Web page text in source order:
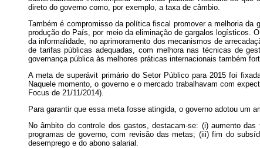
direto do governo como, por exemplo, a taxa de câmbio.
Também é compromisso da política fiscal promover a melhoria
produção do País, por meio da eliminação de gargalos logísticos.
da informalidade, no aprimoramento dos mecanismos de
de tarifas públicas adequadas, com melhora nas técnicas de
governança pública às melhores práticas internacionais também
A meta de superávit primário do Setor Público para 2015 foi
Naquele momento, o governo e o mercado trabalhavam com
Focus de 21/11/2014).
Para garantir que essa meta fosse atingida, o governo adotou um
No âmbito do controle dos gastos, destacam-se: (i) aumento
programas de governo, com revisão das metas; (iii) fim do
desemprego e do abono salarial.